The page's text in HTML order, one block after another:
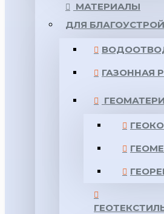
МАТЕРИАЛЫ
ДЛЯ
ГАЗОННАЯ